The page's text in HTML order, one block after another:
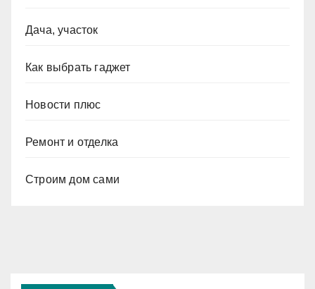
Дача, участок
Как выбрать гаджет
Новости плюс
Ремонт и отделка
Строим дом сами